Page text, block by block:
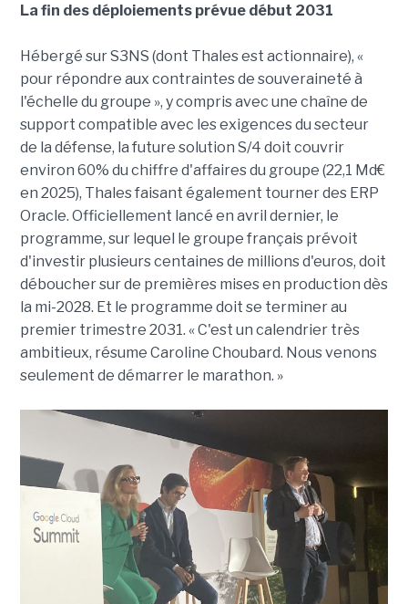
La fin des déploiements prévue début 2031
Hébergé sur S3NS (dont Thales est actionnaire), «
pour répondre aux contraintes de souveraineté à
l'échelle du groupe », y compris avec une chaîne de
support compatible avec les exigences du secteur
de la défense, la future solution S/4 doit couvrir
environ 60% du chiffre d'affaires du groupe (22,1 Md€
en 2025), Thales faisant également tourner des ERP
Oracle. Officiellement lancé en avril dernier, le
programme, sur lequel le groupe français prévoit
d'investir plusieurs centaines de millions d'euros, doit
déboucher sur de premières mises en production dès
la mi-2028. Et le programme doit se terminer au
premier trimestre 2031. « C'est un calendrier très
ambitieux, résume Caroline Choubard. Nous venons
seulement de démarrer le marathon. »